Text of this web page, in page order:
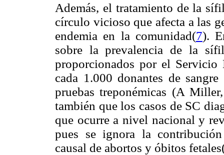
Además, el tratamiento de la
círculo vicioso que afecta a las
endemia en la comunidad(7).
sobre la prevalencia de la
proporcionados por el Servicio
cada 1.000 donantes de
pruebas treponémicas (A
también que los casos de SC
que ocurre a nivel nacional y
pues se ignora la
causal de abortos y óbitos